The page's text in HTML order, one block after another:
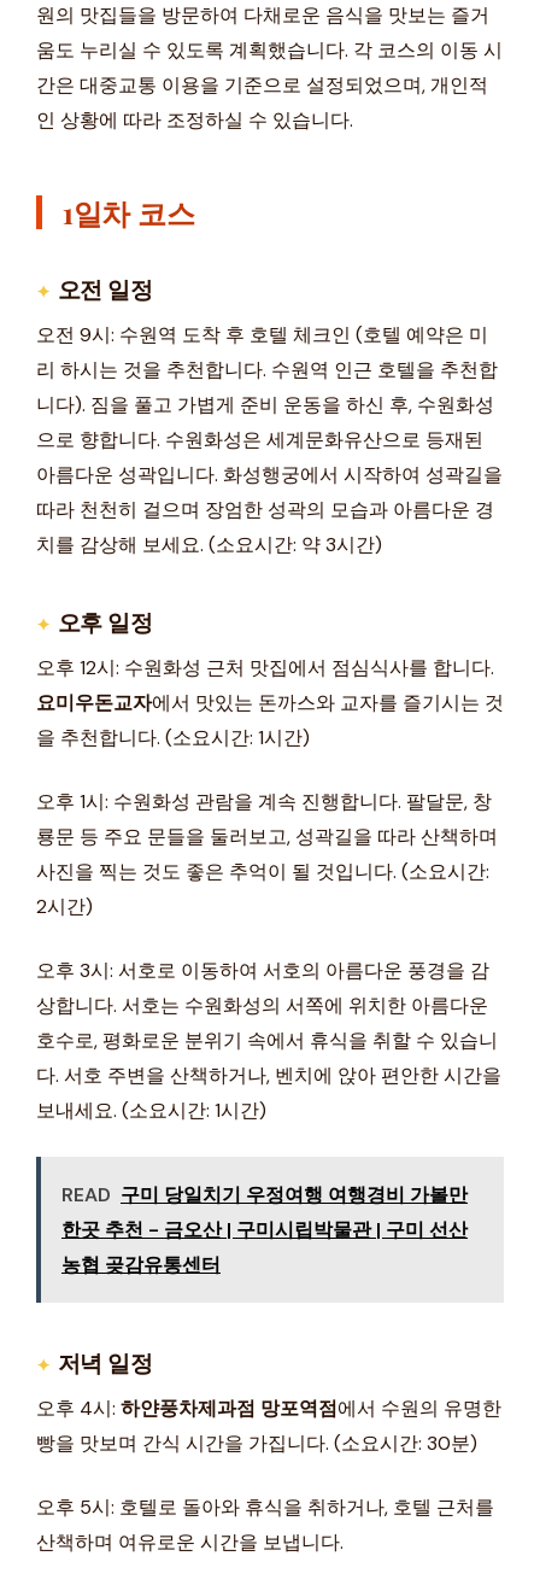
원의 맛집들을 방문하여 다채로운 음식을 맛보는 즐거
움도 누리실 수 있도록 계획했습니다. 각 코스의 이동 시
간은 대중교통 이용을 기준으로 설정되었으며, 개인적
인 상황에 따라 조정하실 수 있습니다.
1일차 코스
오전 일정
오전 9시: 수원역 도착 후 호텔 체크인 (호텔 예약은 미
리 하시는 것을 추천합니다. 수원역 인근 호텔을 추천합
니다). 짐을 풀고 가볍게 준비 운동을 하신 후, 수원화성
으로 향합니다. 수원화성은 세계문화유산으로 등재된
아름다운 성곽입니다. 화성행궁에서 시작하여 성곽길을
따라 천천히 걸으며 장엄한 성곽의 모습과 아름다운 경
치를 감상해 보세요. (소요시간: 약 3시간)
오후 일정
오후 12시: 수원화성 근처 맛집에서 점심식사를 합니다.
요미우돈교자에서 맛있는 돈까스와 교자를 즐기시는 것
을 추천합니다. (소요시간: 1시간)
오후 1시: 수원화성 관람을 계속 진행합니다. 팔달문, 창
룡문 등 주요 문들을 둘러보고, 성곽길을 따라 산책하며
사진을 찍는 것도 좋은 추억이 될 것입니다. (소요시간:
2시간)
오후 3시: 서호로 이동하여 서호의 아름다운 풍경을 감
상합니다. 서호는 수원화성의 서쪽에 위치한 아름다운
호수로, 평화로운 분위기 속에서 휴식을 취할 수 있습니
다. 서호 주변을 산책하거나, 벤치에 앉아 편안한 시간을
보내세요. (소요시간: 1시간)
READ 구미 당일치기 우정여행 여행경비 가볼만
한곳 추천 - 금오산 | 구미시립박물관 | 구미 선산
농협 곶감유통센터
저녁 일정
오후 4시: 하얀풍차제과점 망포역점에서 수원의 유명한
빵을 맛보며 간식 시간을 가집니다. (소요시간: 30분)
오후 5시: 호텔로 돌아와 휴식을 취하거나, 호텔 근처를
산책하며 여유로운 시간을 보냅니다.